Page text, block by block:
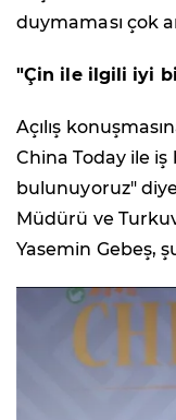
duymaması çok
"Çin ile ilgili iyi
Açılış
China Today ile iş
bulunuyoruz"
Müdürü ve
Yasemin Gebeş,